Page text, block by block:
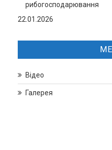
рибогосподарювання
22.01.2026
Відео
Галерея